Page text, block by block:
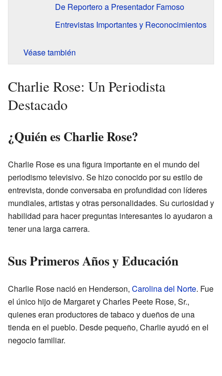
De Reportero a Presentador Famoso
Entrevistas Importantes y Reconocimientos
Véase también
Charlie Rose: Un Periodista
Destacado
¿Quién es Charlie Rose?
Charlie Rose es una figura importante en el mundo del
periodismo televisivo. Se hizo conocido por su estilo de
entrevista, donde conversaba en profundidad con líderes
mundiales, artistas y otras personalidades. Su curiosidad y
habilidad para hacer preguntas interesantes lo ayudaron a
tener una larga carrera.
Sus Primeros Años y Educación
Charlie Rose nació en Henderson, Carolina del Norte. Fue
el único hijo de Margaret y Charles Peete Rose, Sr.,
quienes eran productores de tabaco y dueños de una
tienda en el pueblo. Desde pequeño, Charlie ayudó en el
negocio familiar.